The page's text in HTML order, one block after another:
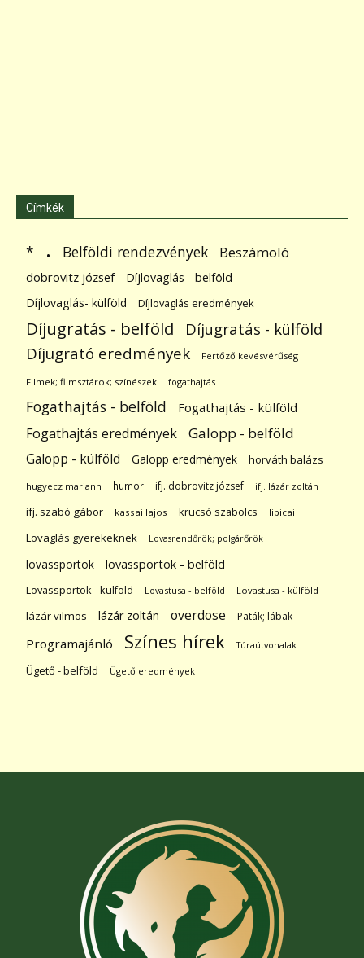
Címkék
* . Belföldi rendezvények Beszámoló
dobrovitz józsef
Díjlovaglás - belföld
Díjlovaglás- külföld
Díjlovaglás eredmények
Díjugratás - belföld Díjugratás - külföld
Díjugrató eredmények Fertőző kevésvérűség
Filmek; filmsztárok; színészek fogathajtás
Fogathajtás - belföld Fogathajtás - külföld
Fogathajtás eredmények Galopp - belföld
Galopp - külföld Galopp eredmények horváth balázs
hugyecz mariann humor ifj. dobrovitz józsef ifj. lázár zoltán
ifj. szabó gábor kassai lajos krucsó szabolcs lipicai
Lovaglás gyerekeknek Lovasrendőrök; polgárőrök
lovassportok lovassportok - belföld
Lovassportok - külföld Lovastusa - belföld Lovastusa - külföld
lázár vilmos lázár zoltán overdose Paták; lábak
Programajánló Színes hírek Túraútvonalak
Ügető - belföld Ügető eredmények